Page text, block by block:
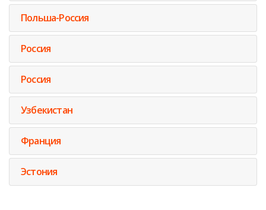
Польша-Россия
Россия
Россия
Узбекистан
Франция
Эстония